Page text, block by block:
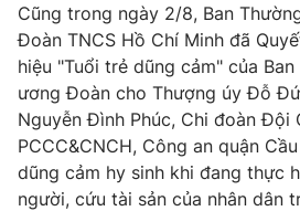
Chuyên mục khác
Emagazine
Photo
Video
Cũng trong ngày 2/8, Ban
Đoàn TNCS Hồ Chí Minh đã
hiệu "Tuổi trẻ dũng cảm" của Ban
ương Đoàn cho Thượng úy Đỗ
Nguyễn Đình Phúc, Chi đoàn Đội
PCCC&CNCH, Công an quận
dũng cảm hy sinh khi đang thực
người, cứu tài sản của nhân dân